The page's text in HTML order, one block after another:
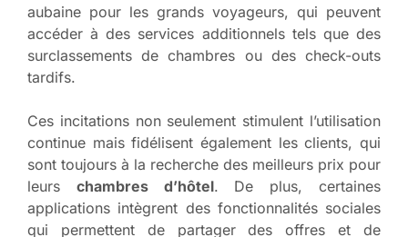
aubaine pour les grands voyageurs, qui peuvent
accéder à des services additionnels tels que des
surclassements de chambres ou des check-outs
tardifs.
Ces incitations non seulement stimulent l’utilisation
continue mais fidélisent également les clients, qui
sont toujours à la recherche des meilleurs prix pour
leurs chambres d’hôtel. De plus, certaines
applications intègrent des fonctionnalités sociales
qui permettent de partager des offres et de